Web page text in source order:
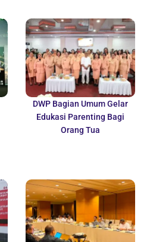
DWP Bagian Umum Gelar
Edukasi Parenting Bagi
Orang Tua